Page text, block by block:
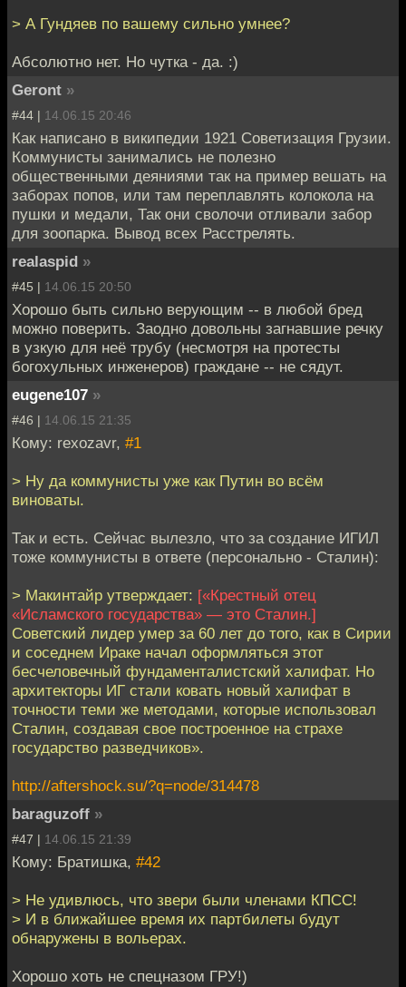
> А Гундяев по вашему сильно умнее?
Абсолютно нет. Но чутка - да. :)
Geront »
#44 | 14.06.15 20:46
Как написано в википедии 1921 Советизация Грузии.
Коммунисты занимались не полезно
общественными деяниями так на пример вешать на
заборах попов, или там переплавлять колокола на
пушки и медали, Так они сволочи отливали забор
для зоопарка. Вывод всех Расстрелять.
realaspid »
#45 | 14.06.15 20:50
Хорошо быть сильно верующим -- в любой бред
можно поверить. Заодно довольны загнавшие речку
в узкую для неё трубу (несмотря на протесты
богохульных инженеров) граждане -- не сядут.
eugene107 »
#46 | 14.06.15 21:35
Кому: rexozavr, #1
> Ну да коммунисты уже как Путин во всём
виноваты.
Так и есть. Сейчас вылезло, что за создание ИГИЛ
тоже коммунисты в ответе (персонально - Сталин):
> Макинтайр утверждает: [«Крестный отец
«Исламского государства» — это Сталин.]
Советский лидер умер за 60 лет до того, как в Сирии
и соседнем Ираке начал оформляться этот
бесчеловечный фундаменталистский халифат. Но
архитекторы ИГ стали ковать новый халифат в
точности теми же методами, которые использовал
Сталин, создавая свое построенное на страхе
государство разведчиков».
http://aftershock.su/?q=node/314478
baraguzoff »
#47 | 14.06.15 21:39
Кому: Братишка, #42
> Не удивлюсь, что звери были членами КПСС!
> И в ближайшее время их партбилеты будут
обнаружены в вольерах.
Хорошо хоть не спецназом ГРУ!)